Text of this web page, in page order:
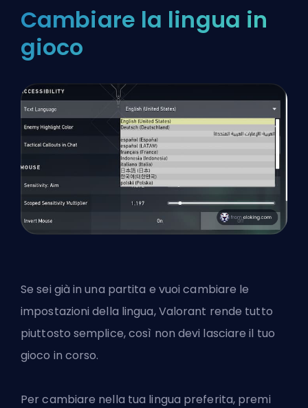
Cambiare la lingua in
gioco
Se sei già in una partita e vuoi cambiare le
impostazioni della lingua, Valorant rende tutto
piuttosto semplice, così non devi lasciare il tuo
gioco in corso.
Per cambiare nella tua lingua preferita, premi